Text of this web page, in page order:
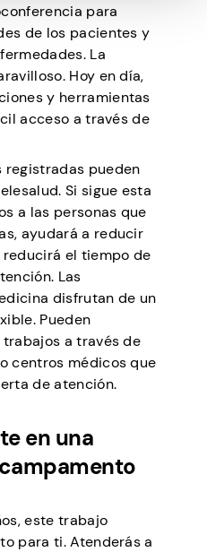
para
de los pacientes y
La
Hoy en día,
y herramientas
acceso a través de
registradas pueden
Si sigue esta
a las personas que
ayudará a reducir
el tiempo de
Las
disfrutan de un
Pueden
a través de
centros médicos que
de atención.
en una
este trabajo
para ti. Atenderás a